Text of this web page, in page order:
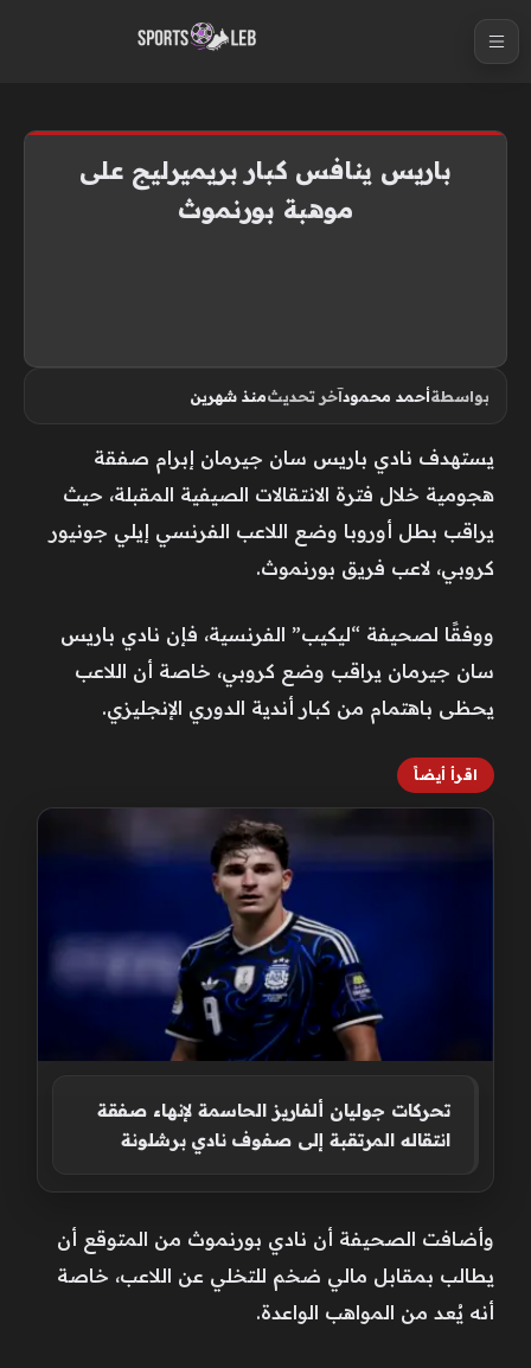
باريس ينافس كبار بريميرليج على
موهبة بورنموث
بواسطةأحمد محمودآخر تحديثمنذ شهرين
يستهدف نادي باريس سان جيرمان إبرام صفقة
هجومية خلال فترة الانتقالات الصيفية المقبلة، حيث
يراقب بطل أوروبا وضع اللاعب الفرنسي إيلي جونيور
كروبي، لاعب فريق بورنموث.
ووفقًا لصحيفة “ليكيب” الفرنسية، فإن نادي باريس
سان جيرمان يراقب وضع كروبي، خاصة أن اللاعب
يحظى باهتمام من كبار أندية الدوري الإنجليزي.
اقرأ أيضاً
تحركات جوليان ألفاريز الحاسمة لإنهاء صفقة
انتقاله المرتقبة إلى صفوف نادي برشلونة
وأضافت الصحيفة أن نادي بورنموث من المتوقع أن
يطالب بمقابل مالي ضخم للتخلي عن اللاعب، خاصة
أنه يُعد من المواهب الواعدة.